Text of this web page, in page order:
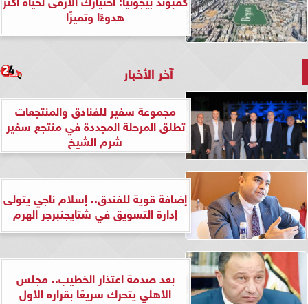
هدوءًا وتميزًا
آخر الأخبار
مجموعة سفير للفنادق والمنتجعات
تطلق المرحلة المجددة في منتجع سفير
شرم الشيخ
إضافة قوية للفندق.. إسلام ناجي يتولى
إدارة التسويق في شتايجنبرجر الهرم
بعد صدمة اعتذار الخطيب.. مجلس
الأهلي يتحرك سريعًا بقراره الأول